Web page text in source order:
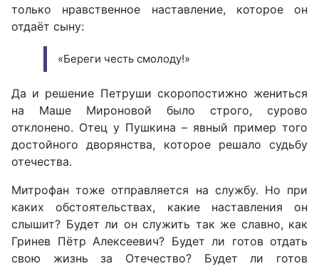
только нравственное наставление, которое он
отдаёт сыну:
«Береги честь смолоду!»
Да и решение Петруши скоропостижно жениться
на Маше Мироновой было строго, сурово
отклонено. Отец у Пушкина – явный пример того
достойного дворянства, которое решало судьбу
отечества.
Митрофан тоже отправляется на службу. Но при
каких обстоятельствах, какие наставления он
слышит? Будет ли он служить так же славно, как
Гринев Пётр Алексеевич? Будет ли готов отдать
свою жизнь за Отечество? Будет ли готов